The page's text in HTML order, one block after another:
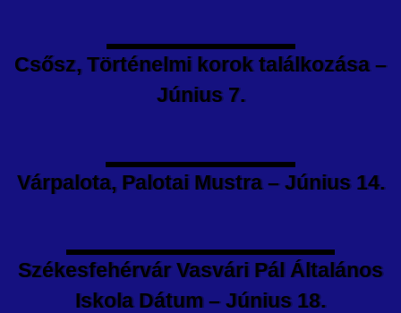
Csősz, Történelmi korok találkozása –
Június 7.
Várpalota, Palotai Mustra – Június 14.
Székesfehérvár Vasvári Pál Általános
Iskola Dátum – Június 18.